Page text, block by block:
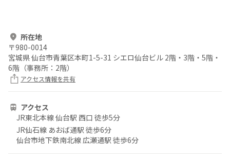
所在地
〒980-0014
宮城県 仙台市青葉区本町1-5-31 シエロ仙台ビル 2階・3階・5階・
6階（事務所：2階）
アクセス情報を共有
アクセス
JR東北本線 仙台駅 西口 徒歩5分
JR仙石線 あおば通駅 徒歩6分
仙台市地下鉄南北線 広瀬通駅 徒歩6分